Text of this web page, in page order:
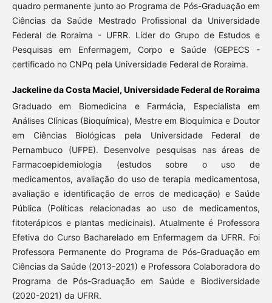
quadro permanente junto ao Programa de Pós-Graduação em
Ciências da Saúde Mestrado Profissional da Universidade
Federal de Roraima - UFRR. Líder do Grupo de Estudos e
Pesquisas em Enfermagem, Corpo e Saúde (GEPECS -
certificado no CNPq pela Universidade Federal de Roraima.
Jackeline da Costa Maciel, Universidade Federal de Roraima
Graduado em Biomedicina e Farmácia, Especialista em
Análises Clínicas (Bioquímica), Mestre em Bioquímica e Doutor
em Ciências Biológicas pela Universidade Federal de
Pernambuco (UFPE). Desenvolve pesquisas nas áreas de
Farmacoepidemiologia (estudos sobre o uso de
medicamentos, avaliação do uso de terapia medicamentosa,
avaliação e identificação de erros de medicação) e Saúde
Pública (Políticas relacionadas ao uso de medicamentos,
fitoterápicos e plantas medicinais). Atualmente é Professora
Efetiva do Curso Bacharelado em Enfermagem da UFRR. Foi
Professora Permanente do Programa de Pós-Graduação em
Ciências da Saúde (2013-2021) e Professora Colaboradora do
Programa de Pós-Graduação em Saúde e Biodiversidade
(2020-2021) da UFRR.